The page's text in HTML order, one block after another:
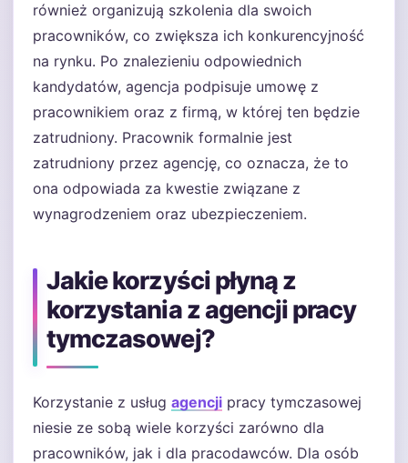
również organizują szkolenia dla swoich
pracowników, co zwiększa ich konkurencyjność
na rynku. Po znalezieniu odpowiednich
kandydatów, agencja podpisuje umowę z
pracownikiem oraz z firmą, w której ten będzie
zatrudniony. Pracownik formalnie jest
zatrudniony przez agencję, co oznacza, że to
ona odpowiada za kwestie związane z
wynagrodzeniem oraz ubezpieczeniem.
Jakie korzyści płyną z
korzystania z agencji pracy
tymczasowej?
Korzystanie z usług agencji pracy tymczasowej
niesie ze sobą wiele korzyści zarówno dla
pracowników, jak i dla pracodawców. Dla osób